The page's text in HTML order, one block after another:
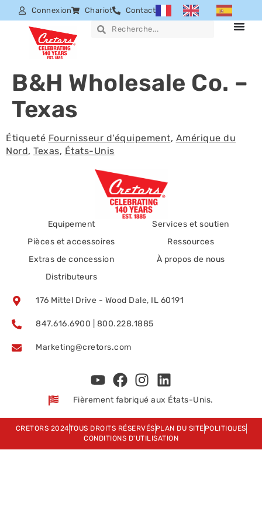
Connexion Chariot Contact
B&H Wholesale Co. –
Texas
Étiqueté Fournisseur d'équipement, Amérique du
Nord, Texas, États-Unis
Equipement
Pièces et accessoires
Extras de concession
Distributeurs
Services et soutien
Ressources
À propos de nous
176 Mittel Drive - Wood Dale, IL 60191
847.616.6900 | 800.228.1885
Marketing@cretors.com
Fièrement fabriqué aux États-Unis.
CRETORS 2024TOUS DROITS RÉSERVÉS PLAN DU SITE POLITIQUES
CONDITIONS D'UTILISATION